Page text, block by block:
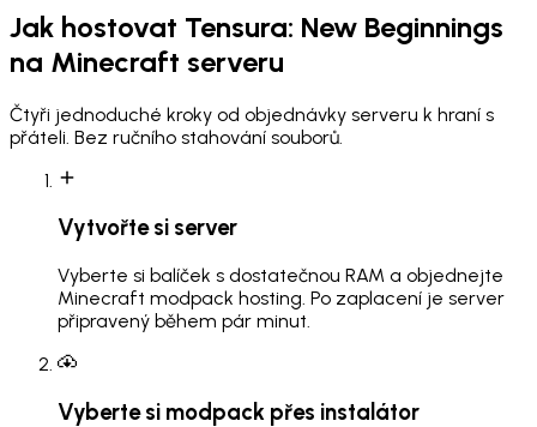
Jak hostovat Tensura: New Beginnings
na Minecraft serveru
Čtyři jednoduché kroky od objednávky serveru k hraní s
přáteli. Bez ručního stahování souborů.
Vytvořte si server
Vyberte si balíček s dostatečnou RAM a objednejte
Minecraft modpack hosting. Po zaplacení je server
připravený během pár minut.
Vyberte si modpack přes instalátor